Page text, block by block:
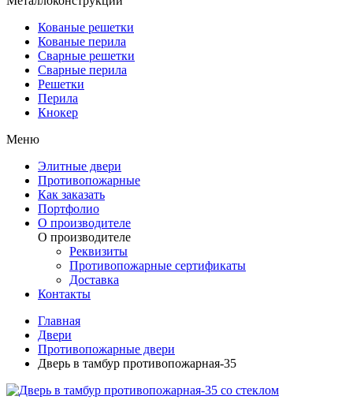
Кованые решетки
Кованые перила
Сварные решетки
Сварные перила
Решетки
Перила
Кнокер
Меню
Элитные двери
Противопожарные
Как заказать
Портфолио
О производителе
О производителе
Реквизиты
Противопожарные сертификаты
Доставка
Контакты
Главная
Двери
Противопожарные двери
Дверь в тамбур противопожарная-35